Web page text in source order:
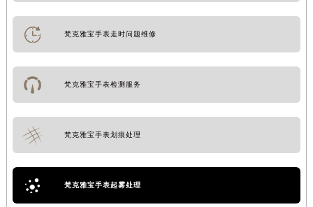
梵克雅宝手表走时问题维修
梵克雅宝手表检测服务
梵克雅宝手表划痕处理
梵克雅宝手表起雾处理